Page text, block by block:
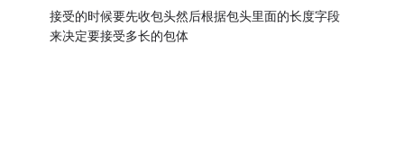
接受的时候要先收包头然后根据包头里面的长度字段
来决定要接受多长的包体